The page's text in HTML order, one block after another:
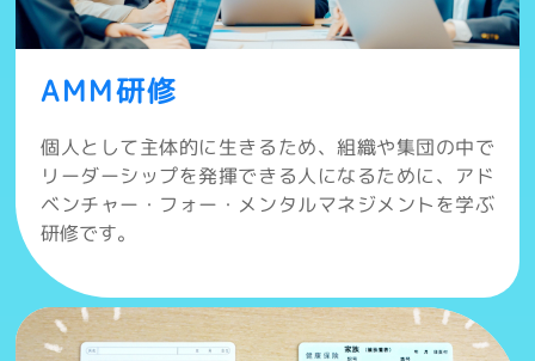
AMM研修
個人として主体的に生きるため、組織や集団の中で
リーダーシップを発揮できる人になるために、アド
ベンチャー・フォー・メンタルマネジメントを学ぶ
研修です。